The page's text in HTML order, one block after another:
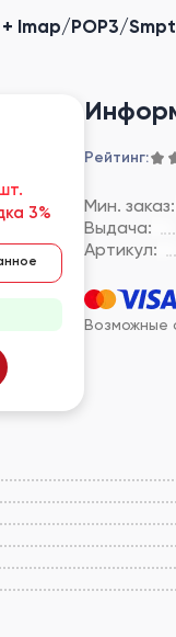
Imap/POP3/
Рейтинг:
Мин. заказ:
Выдача:
Артикул:
Возможные
3%